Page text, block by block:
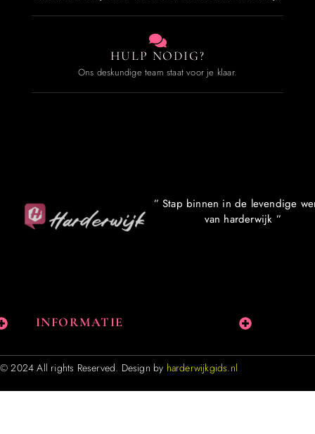
HULP NODIG?
Ons deskundige team staat voor je klaar.
” Stap binnen in de levendige
van harderwijk ”
INFORMATIE
© 2024 All rights Reserved. Design by harderwijkgids.nl